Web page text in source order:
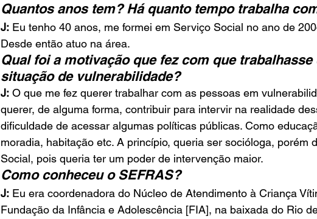
Quantos anos tem? Há quanto tempo trabalha
J: Eu tenho 40 anos, me formei em Serviço Social no ano de
Desde então atuo na área.
Qual foi a motivação que fez com que
situação de vulnerabilidade?
J: O que me fez querer trabalhar com as pessoas em
querer, de alguma forma, contribuir para intervir na realidade
dificuldade de acessar algumas políticas públicas. Como
moradia, habitação etc. A princípio, queria ser socióloga, porém
Social, pois queria ter um poder de intervenção maior.
Como conheceu o SEFRAS?
J: Eu era coordenadora do Núcleo de Atendimento à Criança
Fundação da Infância e Adolescência [FIA], na baixada do Rio